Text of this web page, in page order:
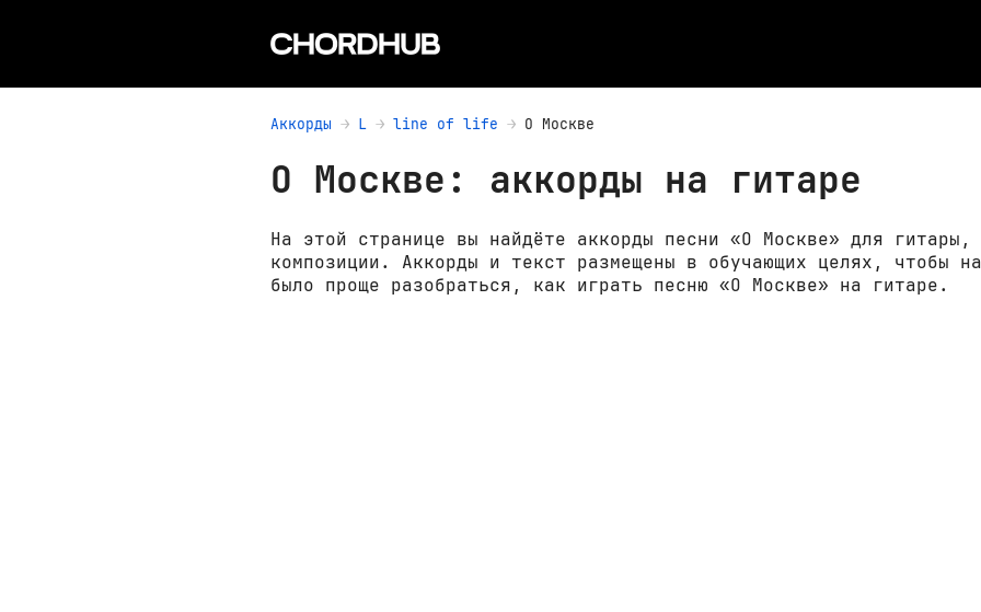
Аккорды L line of life О Москве
О Москве: аккорды на гитаре
На этой странице вы найдёте аккорды песни «О Москве» для
композиции. Аккорды и текст размещены в обучающих целях, чтобы
было проще разобраться, как играть песню «О Москве» на гитаре.